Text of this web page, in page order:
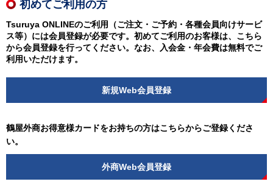
初めてご利用の方
Tsuruya ONLINEのご利用（ご注文・ご予約・各種会員向けサービ
ス等）には会員登録が必要です。初めてご利用のお客様は、こちら
から会員登録を行ってください。なお、入会金・年会費は無料でご
利用いただけます。
新規Web会員登録
鶴屋外商お得意様カードをお持ちの方はこちらからご登録くださ
い。
外商Web会員登録